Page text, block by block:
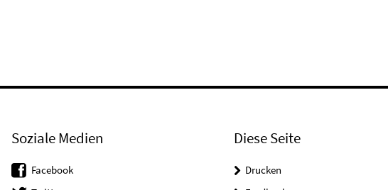
Soziale Medien
Facebook
Diese Seite
Drucken